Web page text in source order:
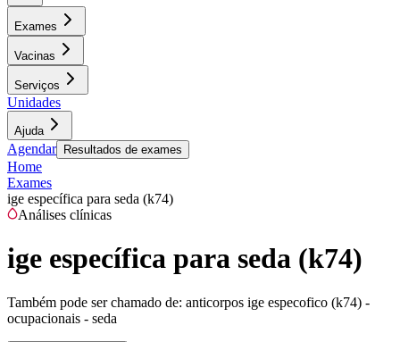
Exames
Vacinas
Serviços
Unidades
Ajuda
Agendar Resultados de exames
Home
Exames
ige específica para seda (k74)
Análises clínicas
ige específica para seda (k74)
Também pode ser chamado de: anticorpos ige especofico (k74) -
ocupacionais - seda